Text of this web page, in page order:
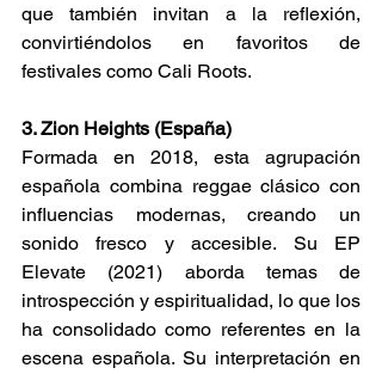
que también invitan a la reflexión,
convirtiéndolos en favoritos de
festivales como Cali Roots.
3. Zion Heights (España)
Formada en 2018, esta agrupación
española combina reggae clásico con
influencias modernas, creando un
sonido fresco y accesible. Su EP
Elevate (2021) aborda temas de
introspección y espiritualidad, lo que los
ha consolidado como referentes en la
escena española. Su interpretación en